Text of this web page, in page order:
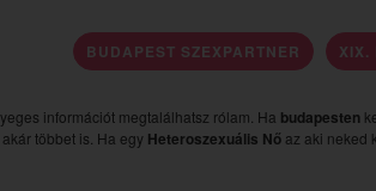
BUDAPEST SZEXPARTNER XIX.
információt megtalálhatsz rólam. Ha budapesten
többet is. Ha egy Heteroszexuális Nő az aki neked